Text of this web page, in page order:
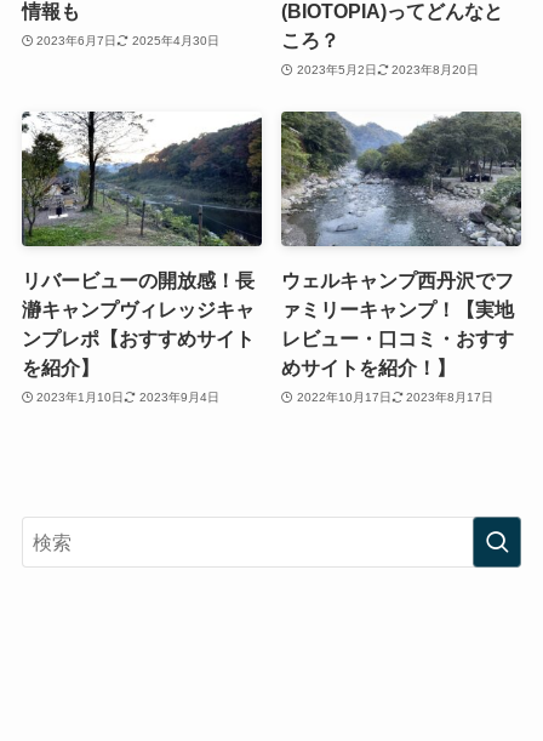
情報も
2023年6月7日 2025年4月30日
(BIOTOPIA)ってどんなと
ころ？
2023年5月2日 2023年8月20日
リバービューの開放感！長
瀞キャンプヴィレッジキャ
ンプレポ【おすすめサイト
を紹介】
2023年1月10日 2023年9月4日
ウェルキャンプ西丹沢でフ
ァミリーキャンプ！【実地
レビュー・口コミ・おすす
めサイトを紹介！】
2022年10月17日 2023年8月17日